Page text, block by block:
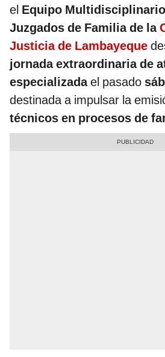
el Equipo
Juzgados de Familia de la
Justicia de Lambayeque
jornada extraordinaria de
especializadael pasado
destinada a impulsar la
técnicos en procesos de